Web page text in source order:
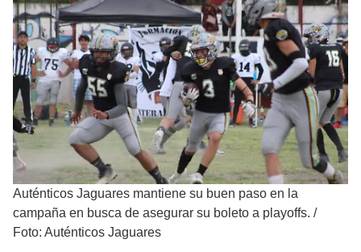
Auténticos Jaguares mantiene su buen paso en la
campaña en busca de asegurar su boleto a playoffs. /
Foto: Auténticos Jaguares